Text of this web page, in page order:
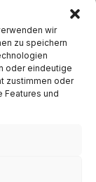
wir
zu speichern
oder eindeutige
zustimmen oder
Features und